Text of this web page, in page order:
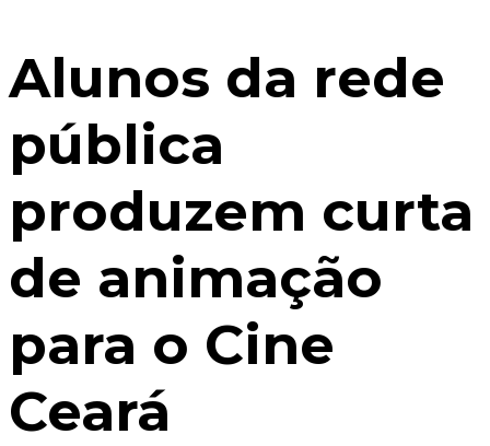
Alunos da rede
pública
produzem curta
de animação
para o Cine
Ceará